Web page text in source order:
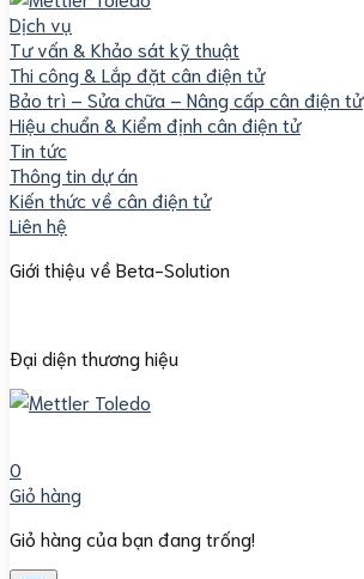
Dịch vụ
Tư vấn & Khảo sát kỹ thuật
Thi công & Lắp đặt cân điện tử
Bảo trì – Sửa chữa – Nâng cấp cân điện tử
Hiệu chuẩn & Kiểm định cân điện tử
Tin tức
Thông tin dự án
Kiến thức về cân điện tử
Liên hệ
Giới thiệu về Beta-Solution
Đại diện thương hiệu
0
Giỏ hàng
Giỏ hàng của bạn đang trống!